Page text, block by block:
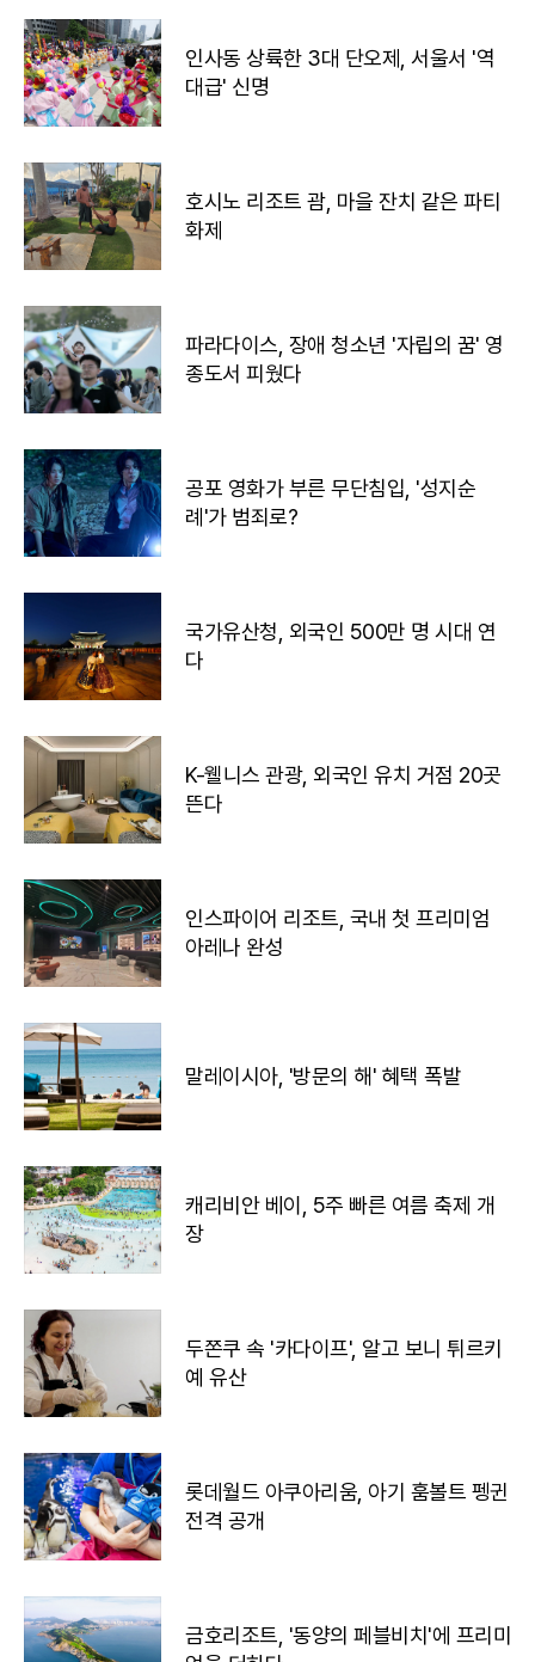
인사동 상륙한 3대 단오제, 서울서 '역
대급' 신명
호시노 리조트 괌, 마을 잔치 같은 파티
화제
파라다이스, 장애 청소년 '자립의 꿈' 영
종도서 피웠다
공포 영화가 부른 무단침입, '성지순
례'가 범죄로?
국가유산청, 외국인 500만 명 시대 연
다
K-웰니스 관광, 외국인 유치 거점 20곳
뜬다
인스파이어 리조트, 국내 첫 프리미엄
아레나 완성
말레이시아, '방문의 해' 혜택 폭발
캐리비안 베이, 5주 빠른 여름 축제 개
장
두쫀쿠 속 '카다이프', 알고 보니 튀르키
예 유산
롯데월드 아쿠아리움, 아기 훔볼트 펭귄
전격 공개
금호리조트, '동양의 페블비치'에 프리미